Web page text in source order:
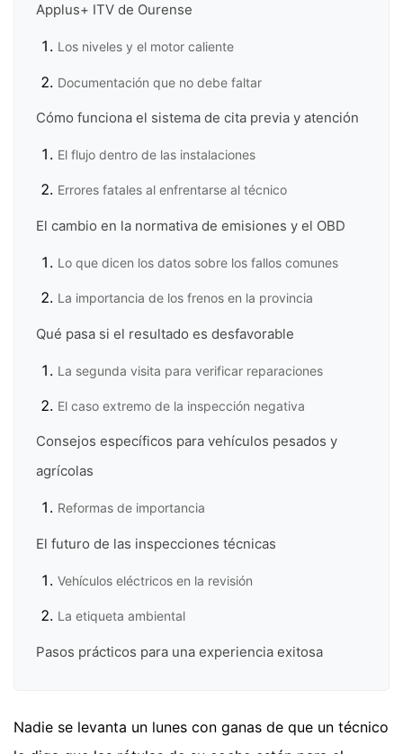
Applus+ ITV de Ourense
Los niveles y el motor caliente
Documentación que no debe faltar
Cómo funciona el sistema de cita previa y atención
El flujo dentro de las instalaciones
Errores fatales al enfrentarse al técnico
El cambio en la normativa de emisiones y el OBD
Lo que dicen los datos sobre los fallos comunes
La importancia de los frenos en la provincia
Qué pasa si el resultado es desfavorable
La segunda visita para verificar reparaciones
El caso extremo de la inspección negativa
Consejos específicos para vehículos pesados y
agrícolas
Reformas de importancia
El futuro de las inspecciones técnicas
Vehículos eléctricos en la revisión
La etiqueta ambiental
Pasos prácticos para una experiencia exitosa
Nadie se levanta un lunes con ganas de que un técnico